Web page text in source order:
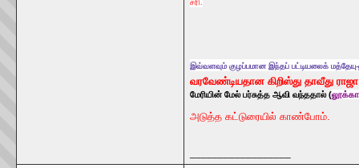
இவ்வளவும் குழப்பமான இந்தப் பட்டியலைக்
வரவேண்டியதான கிறிஸ்து தாவீது
மேரியின் மேல் பர்சுத்த ஆவி வந்ததால் (
அடுத்த கட்டுரையில் காண்போம்.